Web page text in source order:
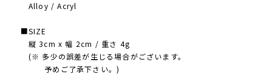
Alloy / Acryl
■SIZE
縦 3cm x 幅 2cm / 重さ 4g
(※ 多少の誤差が生じる場合がございます。
予めご了承下さい。)